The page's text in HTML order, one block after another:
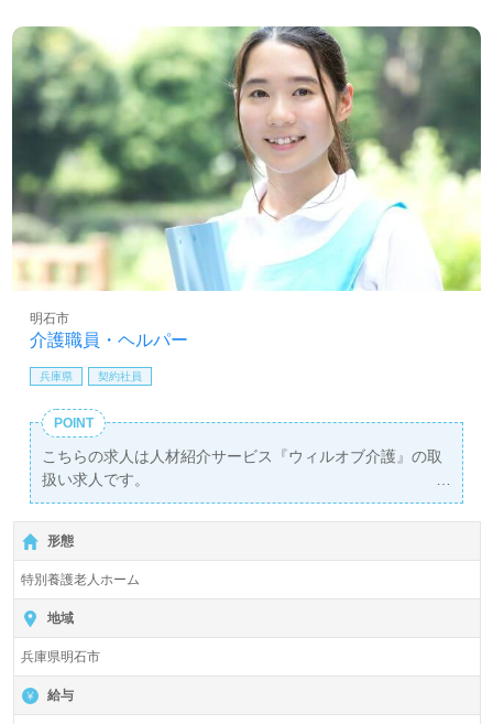
問いません。『心からの介護サービス、ご利用者様第一主
義』を大切にされている事業所様です。サービス提供エリ
アは明石市内。『介護職経験を活かしたい』『介護職はこ
れから。資格を活かして働きたい』『日勤正社員で働きた
い』『訪問スタイルの方が自分らしい』『チームワークの
良い職場で働きたい』等の方にもおすすめの職場です。
全国の求人ご紹介！医療/福祉業界の正社員/パート仕事探
しは【ウィルオブ介護】＊求人情報収集、将来的検討の方
も遠慮なく＊
LINE、メール、お電話などご希望に応じてお問い合わせ/ご
相談可能です。転職相談、求人紹介、年収交渉など完全無
料サービスをご利用いただけます。＜非公開求人も取扱い
あり！＞"転職支援"のプロと一緒に転職活動！お問い合わ
介護職員・ヘルパー
明石市
兵庫県 契約社員
POINT
こちらの求人は人材紹介サービス『ウィルオブ介護』の取
扱い求人です。
詳細に関してお気軽にご相談ください♪
【無料】で皆さんの転職活動をサポートいたします。
形態
特別養護老人ホーム
地域
兵庫県明石市
給与